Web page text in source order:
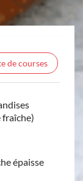
de courses
fraîche)
épaisse